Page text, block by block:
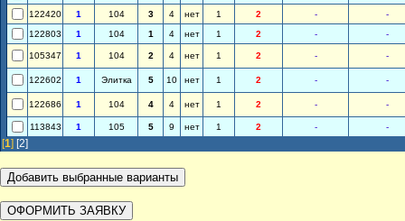
122420
1 104 3 4 нет 1 2 -
-
122803
1 104 1 4 нет 1 2 - -
105347 1 104 2 4 нет 1 2 - -
122602 1 Элитка 5 10 нет 1 2 - -
122686 1 104 4 4 нет 1 2 - -
113843 1 105 5 9 нет 1 2 - -
[1] [2]